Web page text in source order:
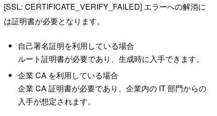
[SSL: CERTIFICATE_VERIFY_FAILED] エラーへの解消に
は証明書が必要となります。
自己署名証明を利用している場合
ルート証明書が必要であり、生成時に入手できます。
企業 CA を利用している場合
企業 CA 証明書が必要であり、企業内の IT 部門からの
入手が想定されます。